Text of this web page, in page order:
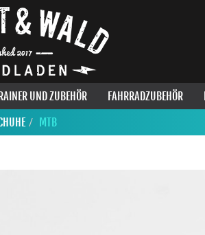
UND ZUBEHÖR FAHRRADZUBEHÖR
MTB